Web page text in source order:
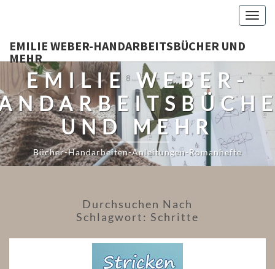
EMILIE WEBER-HANDARBEITSBÜCHER UND
MEHR
EMILIE WEBER-
UND MEHR
Bücher-Handarbeiten-Anleitungen-Romanhefte
Durchsuchen Nach
Schlagwort: Schritte